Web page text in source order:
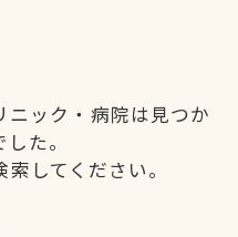
ック・病院は見つか
た。
してください。